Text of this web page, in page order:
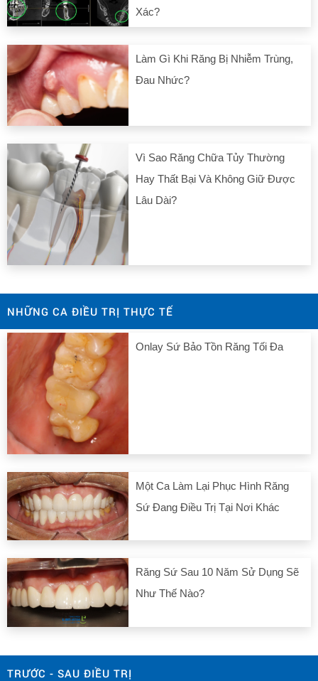
Xác?
Làm Gì Khi Răng Bị Nhiễm Trùng,
Đau Nhức?
Vì Sao Răng Chữa Tủy Thường
Hay Thất Bại Và Không Giữ Được
Lâu Dài?
NHỮNG CA ĐIỀU TRỊ THỰC TẾ
Onlay Sứ Bảo Tồn Răng Tối Đa
Một Ca Làm Lại Phục Hình Răng
Sứ Đang Điều Trị Tại Nơi Khác
Răng Sứ Sau 10 Năm Sử Dụng Sẽ
Như Thế Nào?
TRƯỚC - SAU ĐIỀU TRỊ